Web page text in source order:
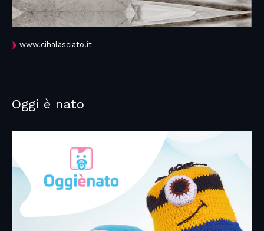
www.cihalasciato.it
Oggi è nato